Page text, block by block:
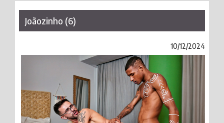
Joãozinho (6)
10/12/2024